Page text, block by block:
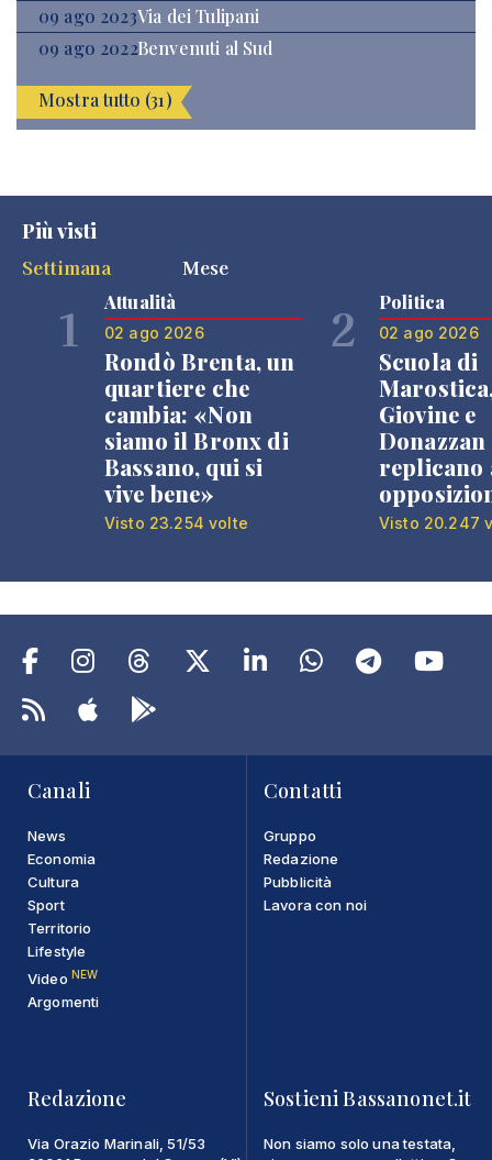
09 ago 2023Via dei Tulipani
09 ago 2022Benvenuti al Sud
Mostra tutto (31)
Più visti
Settimana
Mese
1 Attualità
02 ago 2026
Rondò Brenta, un
quartiere che
cambia: «Non
siamo il Bronx di
Bassano, qui si
vive bene»
Visto 23.254 volte
2 Politica
02 ago 2026
Scuola di
Giovine e
Donazzan
replicano
Visto 20.247
Canali
News
Economia
Cultura
Sport
Territorio
Lifestyle
Video NEW
Argomenti
Contatti
Gruppo
Redazione
Pubblicità
Lavora con noi
Redazione
Via Orazio Marinali, 51/53
Sostieni Bassanonet.it
Non siamo solo una testata,